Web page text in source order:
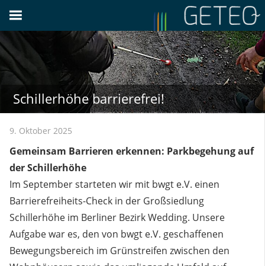
Zum
springen
9. Oktober 2025
Schillerhöhe barrierefrei!
Gemeinsam Barrieren erkennen: Parkbegehung auf
der Schillerhöhe
Im September starteten wir mit bwgt e.V. einen
Barrierefreiheits-Check in der Großsiedlung
Schillerhöhe im Berliner Bezirk Wedding. Unsere
Aufgabe war es, den von bwgt e.V. geschaffenen
Bewegungsbereich im Grünstreifen zwischen den